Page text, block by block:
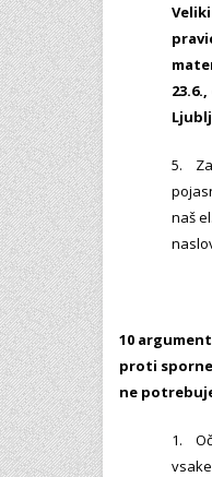
5. Za
naš el.
10
proti
ne
1.